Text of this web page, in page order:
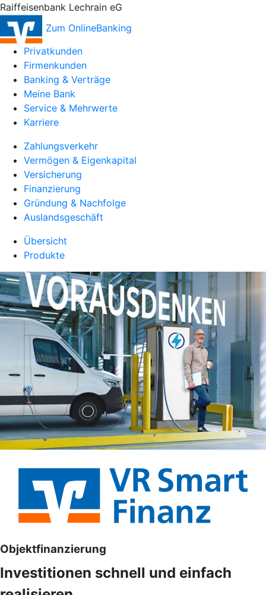
Raiffeisenbank Lechrain eG
Zum OnlineBanking
Privatkunden
Firmenkunden
Banking & Verträge
Meine Bank
Service & Mehrwerte
Karriere
Zahlungsverkehr
Vermögen & Eigenkapital
Versicherung
Finanzierung
Gründung & Nachfolge
Auslandsgeschäft
Übersicht
Produkte
Objektfinanzierung
Investitionen schnell und einfach